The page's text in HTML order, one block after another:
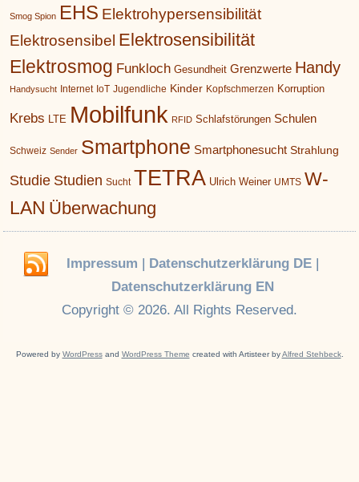
Smog Spion EHS Elektrohypersensibilität
Elektrosensibel Elektrosensibilität
Elektrosmog Funkloch Gesundheit Grenzwerte Handy
Handysucht Internet IoT Jugendliche Kinder Kopfschmerzen Korruption
Krebs LTE Mobilfunk RFID Schlafstörungen Schulen
Schweiz Sender Smartphone Smartphonesucht Strahlung
Studie Studien Sucht TETRA Ulrich Weiner UMTS W-
LAN Überwachung
Impressum | Datenschutzerklärung DE|
Datenschutzerklärung EN
Copyright © 2026. All Rights Reserved.
Powered by WordPressand WordPress Theme created with Artisteer byAlfred Stehbeck.